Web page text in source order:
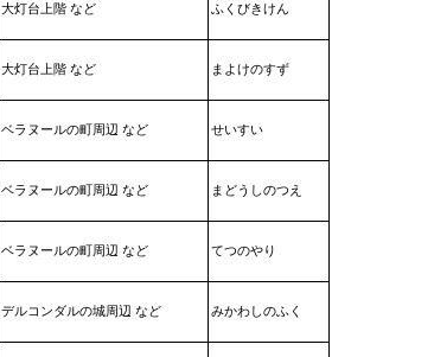
大灯台上階 など ふくびきけん
大灯台上階 など まよけのすず
ベラヌールの町周辺 など せいすい
ベラヌールの町周辺 など まどうしのつえ
ベラヌールの町周辺 など てつのやり
デルコンダルの城周辺 など みかわしのふく